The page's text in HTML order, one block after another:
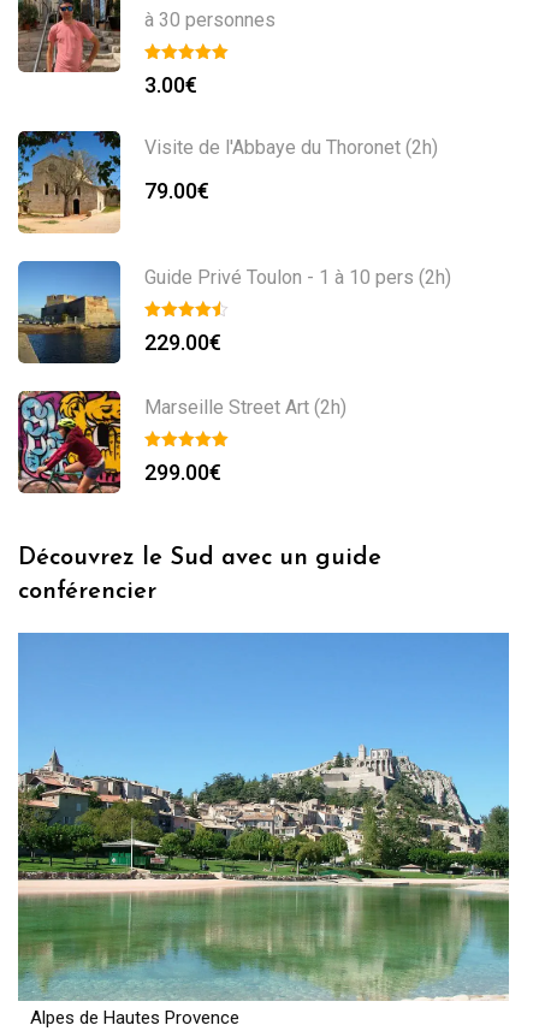
à 30 personnes
3.00€
Visite de l'Abbaye du Thoronet (2h)
79.00€
Guide Privé Toulon - 1 à 10 pers (2h)
229.00€
Marseille Street Art (2h)
299.00€
Découvrez le Sud avec un guide
conférencier
Alpes de Hautes Provence